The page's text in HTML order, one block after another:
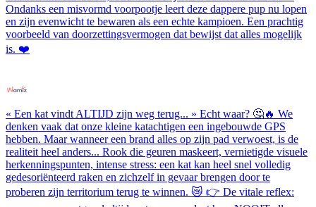
Ondanks een misvormd voorpootje leert deze dappere pup nu lopen
en zijn evenwicht te bewaren als een echte kampioen. Een prachtig
voorbeeld van doorzettingsvermogen dat bewijst dat alles mogelijk
is. ❤️
« Een kat vindt ALTIJD zijn weg terug... » Echt waar? 🤔🔥 We
denken vaak dat onze kleine katachtigen een ingebouwde GPS
hebben. Maar wanneer een brand alles op zijn pad verwoest, is de
realiteit heel anders... Rook die geuren maskeert, vernietigde visuele
herkenningspunten, intense stress: een kat kan heel snel volledig
gedesoriënteerd raken en zichzelf in gevaar brengen door te
proberen zijn territorium terug te winnen. 😿 👉 De vitale reflex: